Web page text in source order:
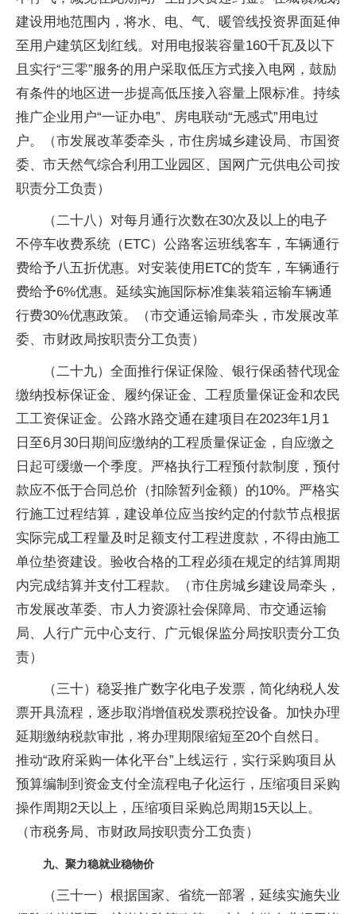
建设用地范围内，将水、电、气、暖管线投资界面延伸
至用户建筑区划红线。对用电报装容量160千瓦及以下
且实行“三零”服务的用户采取低压方式接入电网，鼓励
有条件的地区进一步提高低压接入容量上限标准。持续
推广企业用户“一证办电”、房电联动“无感式”用电过
户。（市发展改革委牵头，市住房城乡建设局、市国资
委、市天然气综合利用工业园区、国网广元供电公司按
职责分工负责）
（二十八）对每月通行次数在30次及以上的电子
不停车收费系统（ETC）公路客运班线客车，车辆通行
费给予八五折优惠。对安装使用ETC的货车，车辆通行
费给予6%优惠。延续实施国际标准集装箱运输车辆通
行费30%优惠政策。（市交通运输局牵头，市发展改革
委、市财政局按职责分工负责）
（二十九）全面推行保证保险、银行保函替代现金
缴纳投标保证金、履约保证金、工程质量保证金和农民
工工资保证金。公路水路交通在建项目在2023年1月1
日至6月30日期间应缴纳的工程质量保证金，自应缴之
日起可缓缴一个季度。严格执行工程预付款制度，预付
款应不低于合同总价（扣除暂列金额）的10%。严格实
行施工过程结算，建设单位应当按约定的付款节点根据
实际完成工程量及时足额支付工程进度款，不得由施工
单位垫资建设。验收合格的工程必须在规定的结算周期
内完成结算并支付工程款。（市住房城乡建设局牵头，
市发展改革委、市人力资源社会保障局、市交通运输
局、人行广元中心支行、广元银保监分局按职责分工负
责）
（三十）稳妥推广数字化电子发票，简化纳税人发
票开具流程，逐步取消增值税发票税控设备。加快办理
延期缴纳税款审批，将办理期限缩短至20个自然日。
推动“政府采购一体化平台”上线运行，实行采购项目从
预算编制到资金支付全流程电子化运行，压缩项目采购
操作周期2天以上，压缩项目采购总周期15天以上。
（市税务局、市财政局按职责分工负责）
九、聚力稳就业稳物价
（三十一）根据国家、省统一部署，延续实施失业